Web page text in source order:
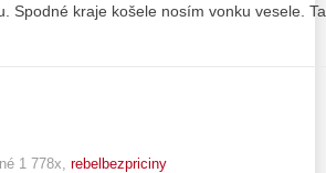
Spodné kraje košele nosím vonku vesele.
1 778x, rebelbezpriciny